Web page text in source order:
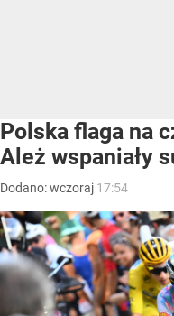
Polska flaga na
Ależ wspaniały
Dodano:wczoraj 17:54